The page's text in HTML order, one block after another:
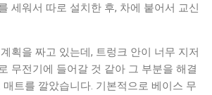
세워서 따로 설치한 후, 차에 붙어서 교신
획을 짜고 있는데, 트렁크 안이 너무 지저
무전기에 들어갈 것 같아 그 부분을 해결
트를 깔았습니다. 기본적으로 베이스 무